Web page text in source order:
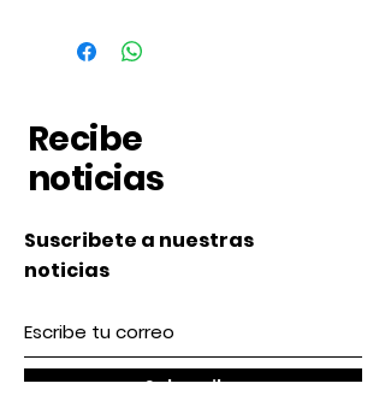
Recibe
noticias
Suscribete a nuestras
noticias
Subscribe